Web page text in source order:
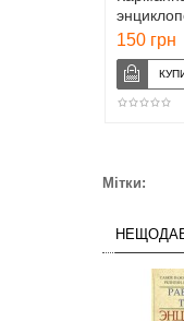
150 грн
Мітки: